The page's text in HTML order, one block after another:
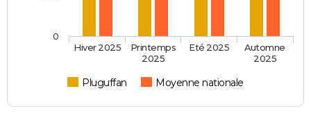
Pluguffan Moyenne nationale
Hiver 2025
Printemps
2025
Eté 2025
Automne
2025
0